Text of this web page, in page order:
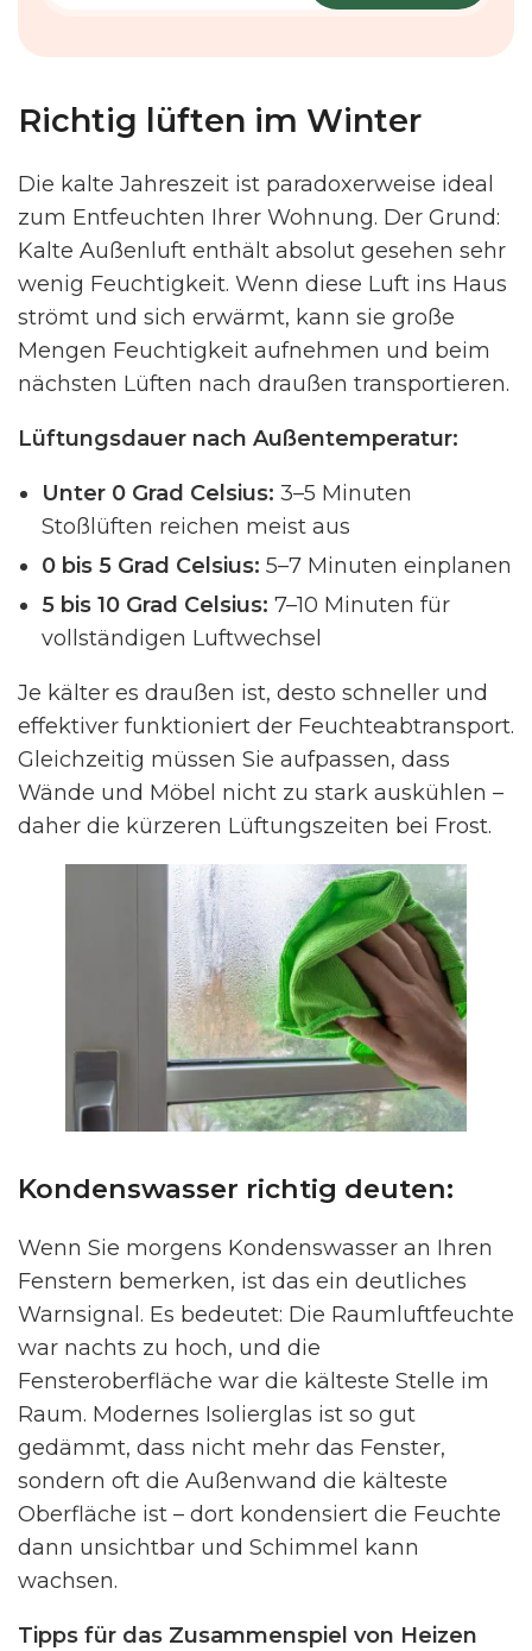
Richtig lüften im Winter
Die kalte Jahreszeit ist paradoxerweise ideal
zum Entfeuchten Ihrer Wohnung. Der Grund:
Kalte Außenluft enthält absolut gesehen sehr
wenig Feuchtigkeit. Wenn diese Luft ins Haus
strömt und sich erwärmt, kann sie große
Mengen Feuchtigkeit aufnehmen und beim
nächsten Lüften nach draußen transportieren.
Lüftungsdauer nach Außentemperatur:
Unter 0 Grad Celsius: 3–5 Minuten
Stoßlüften reichen meist aus
0 bis 5 Grad Celsius: 5–7 Minuten einplanen
5 bis 10 Grad Celsius: 7–10 Minuten für
vollständigen Luftwechsel
Je kälter es draußen ist, desto schneller und
effektiver funktioniert der Feuchteabtransport.
Gleichzeitig müssen Sie aufpassen, dass
Wände und Möbel nicht zu stark auskühlen –
daher die kürzeren Lüftungszeiten bei Frost.
Kondenswasser richtig deuten:
Wenn Sie morgens Kondenswasser an Ihren
Fenstern bemerken, ist das ein deutliches
Warnsignal. Es bedeutet: Die Raumluftfeuchte
war nachts zu hoch, und die
Fensteroberfläche war die kälteste Stelle im
Raum. Modernes Isolierglas ist so gut
gedämmt, dass nicht mehr das Fenster,
sondern oft die Außenwand die kälteste
Oberfläche ist – dort kondensiert die Feuchte
dann unsichtbar und Schimmel kann
wachsen.
Tipps für das Zusammenspiel von Heizen